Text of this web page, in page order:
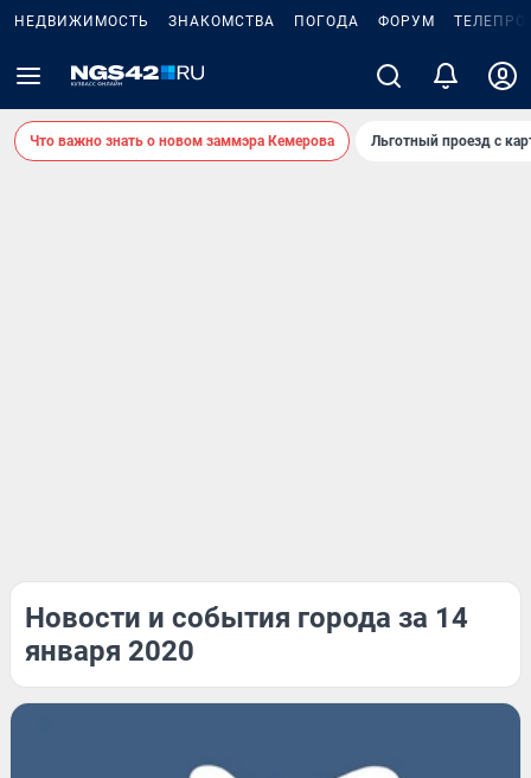
НЕДВИЖИМОСТЬ ЗНАКОМСТВА ПОГОДА ФОРУМ
Что важно знать о новом заммэра Кемерова Льготный проезд с
Новости и события города за 14
января 2020